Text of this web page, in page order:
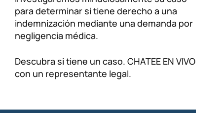
para determinar si tiene derecho a una
indemnización mediante una demanda por
negligencia médica.
Descubra si tiene un caso. CHATEE EN VIVO
con un representante legal.